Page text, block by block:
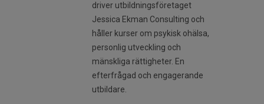
driver utbildningsföretaget
Jessica Ekman Consulting och
håller kurser om psykisk ohälsa,
personlig utveckling och
mänskliga rättigheter. En
efterfrågad och engagerande
utbildare.